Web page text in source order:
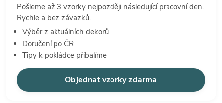
Pošleme až 3 vzorky nejpozději následující pracovní den.
Rychle a bez závazků.
Výběr z aktuálních dekorů
Doručení po ČR
Tipy k pokládce přibalíme
Objednat vzorky zdarma